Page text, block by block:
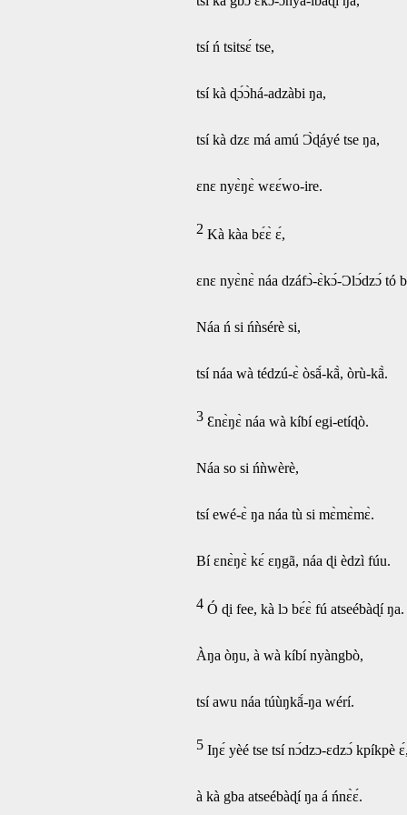
tsí ń tsitsɛ́ tse,
tsí kà ɖɔ́ɔ̀há-adzàbi ŋa,
tsí kà dzɛ má amú Ɔ̀ɖáyé tse ŋa,
ɛnɛ nyɛ̀ŋɛ̀ wɛɛ́wo-ire.
2 Kà kàa bɛ́ɛ̀ ɛ́,
ɛnɛ nyɛ̀nɛ̀ náa dzáfɔ̀-ɛ̀kɔ́-Ɔlɔ́dzɔ́ tó
Náa ń si ńǹsérè si,
tsí náa wà tédzú-ɛ̀ òsã́-kã̀, òrù-kã̀.
3 Ɛnɛ̀ŋɛ̀ náa wà kíbí egi-etíɖò.
Náa so si ńǹwèrè,
tsí ewé-ɛ̀ ŋa náa tù si mɛ̀mɛ̀mɛ̀.
Bí ɛnɛ̀ŋɛ̀ kɛ́ ɛŋgã, náa ɖi èdzì fúu.
4 Ó ɖi fee, kà lɔ bɛ́ɛ̀ fú atseébàɖí ŋa.
Àŋa òŋu, à wà kíbí nyàngbò,
tsí awu náa túùŋkã́-ŋa wérí.
5 Iŋɛ́ yèé tse tsí nɔ́dzɔ-ɛdzɔ́ kpíkpè
à kà gba atseébàɖí ŋa á ńnɛ̀ɛ́.